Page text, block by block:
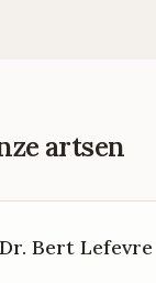
artsen
Dr. Bert Lefevre